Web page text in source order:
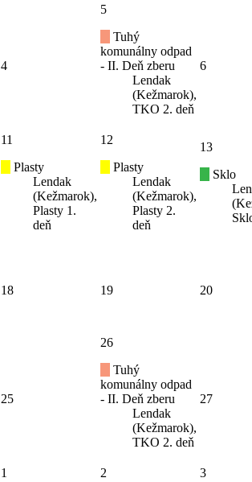
4
5
Tuhý
komunálny odpad
- II. Deň zberu
Lendak
(Kežmarok),
TKO 2. deň
6
11
Plasty
Lendak
(Kežmarok),
Plasty 1.
deň
12
Plasty
Lendak
(Kežmarok),
Plasty 2.
deň
13
Sklo
18 19 20
25
26
Tuhý
komunálny odpad
- II. Deň zberu
Lendak
(Kežmarok),
TKO 2. deň
27
1 2
3